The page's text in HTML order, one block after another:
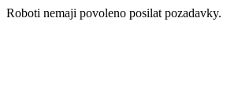
Roboti nemaji povoleno posilat pozadavky.